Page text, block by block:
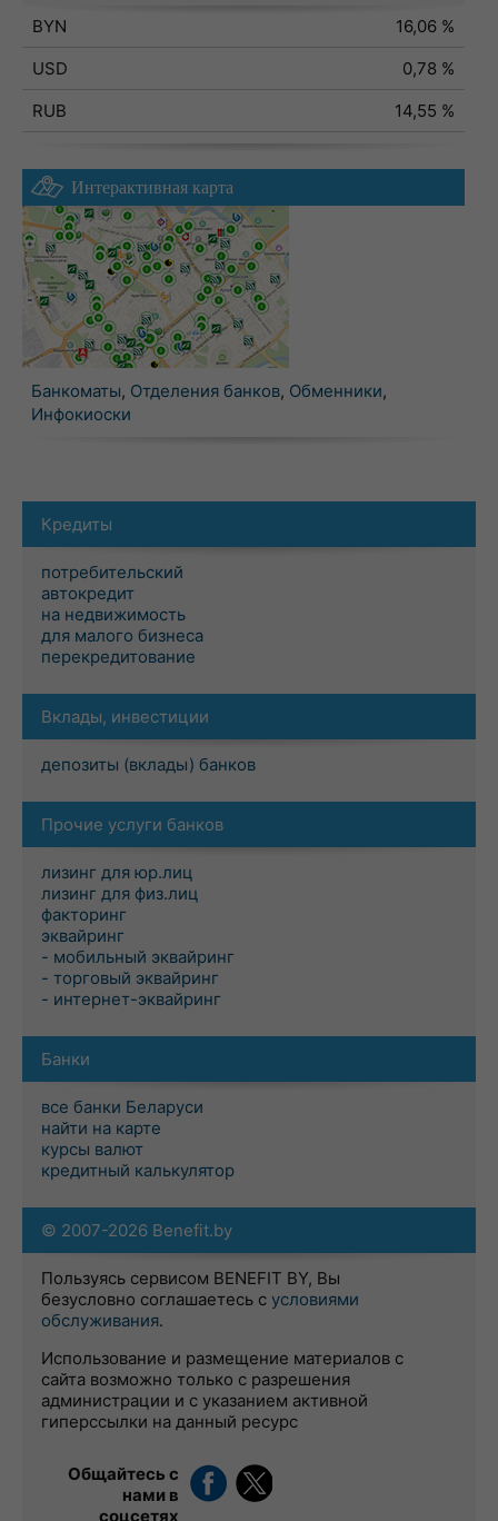
BYN
16,06 %
USD
0,78 %
RUB
14,55 %
Интерактивная карта
Банкоматы, Отделения банков, Обменники,
Инфокиоски
Кредиты
потребительский
автокредит
на недвижимость
для малого бизнеса
перекредитование
Вклады, инвестиции
депозиты (вклады) банков
Прочие услуги банков
лизинг для юр.лиц
лизинг для физ.лиц
факторинг
эквайринг
- мобильный эквайринг
- торговый эквайринг
- интернет-эквайринг
Банки
все банки Беларуси
найти на карте
курсы валют
кредитный калькулятор
© 2007-2026 Benefit.by
Пользуясь сервисом BENEFIT BY, Вы
безусловно соглашаетесь с условиями
обслуживания.
Использование и размещение материалов с
сайта возможно только с разрешения
администрации и с указанием активной
гиперссылки на данный ресурс
Общайтесь с
нами в
соцсетях